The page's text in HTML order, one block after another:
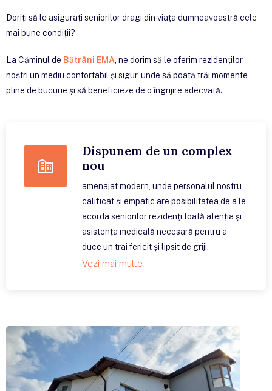
Doriți să le asigurați seniorilor dragi din viața dumneavoastră cele
mai bune condiții?
La Căminul de Bătrâni EMA , ne dorim să le oferim rezidenților
noștri un mediu confortabil și sigur, unde să poată trăi momente
pline de bucurie și să beneficieze de o îngrijire adecvată.
Dispunem de un complex
nou
amenajat modern, unde personalul nostru
calificat și empatic are posibilitatea de a le
acorda seniorilor rezidenți toată atenția și
asistența medicală necesară pentru a
duce un trai fericit și lipsit de griji.
Vezi mai multe